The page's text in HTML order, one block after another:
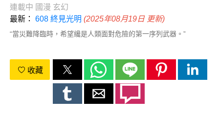
連載中 國漫 玄幻
最新： 608 終見光明 (2025年08月19日 更新)
“當災難降臨時，希望纔是人類面對危險的第一序列武器。”
收藏